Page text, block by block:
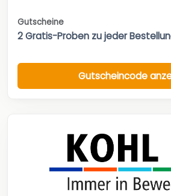
Gutscheine
2 Gratis-Proben zu jeder
Gutscheincode